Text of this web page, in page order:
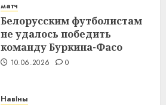
матч
Белорусским футболистам
не удалось победить
команду Буркина-Фасо
10.06.2026 0
Навіны